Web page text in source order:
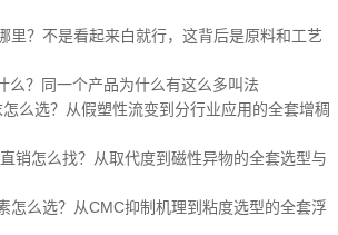
里？不是看起来白就行，这背后是原料和工艺
么？同一个产品为什么有这么多叫法
么选？从假塑性流变到分行业应用的全套增稠
销怎么找？从取代度到磁性异物的全套选型与
怎么选？从CMC抑制机理到粘度选型的全套浮